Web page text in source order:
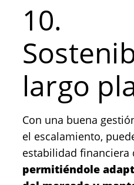
10.
largo
Con una buena
el escalamiento,
estabilidad financiera
permitiéndole